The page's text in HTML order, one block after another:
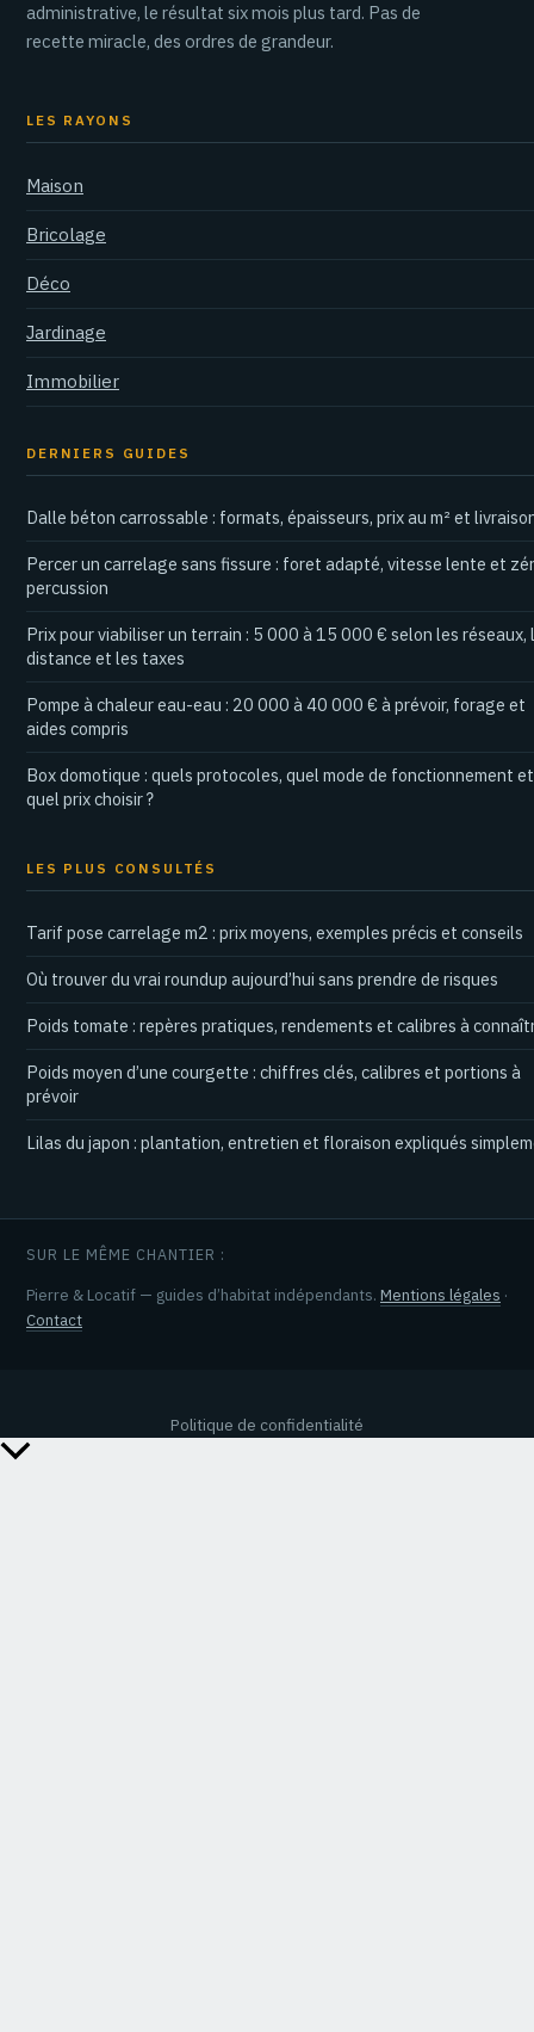
administrative, le résultat six mois plus tard. Pas de
recette miracle, des ordres de grandeur.
LES RAYONS
Maison
Bricolage
Déco
Jardinage
Immobilier
DERNIERS GUIDES
Dalle béton carrossable : formats, épaisseurs, prix au m² et
Percer un carrelage sans fissure : foret adapté, vitesse lente et
percussion
Prix pour viabiliser un terrain : 5 000 à 15 000 € selon les réseaux,
distance et les taxes
Pompe à chaleur eau-eau : 20 000 à 40 000 € à prévoir, forage et
aides compris
Box domotique : quels protocoles, quel mode de fonctionnement et
quel prix choisir ?
LES PLUS CONSULTÉS
Tarif pose carrelage m2 : prix moyens, exemples précis et conseils
Où trouver du vrai roundup aujourd’hui sans prendre de risques
Poids tomate : repères pratiques, rendements et calibres à
Poids moyen d’une courgette : chiffres clés, calibres et portions à
prévoir
Lilas du japon : plantation, entretien et floraison expliqués
SUR LE MÊME CHANTIER :
Pierre & Locatif — guides d’habitat indépendants. Mentions légales ·
Contact
Politique de confidentialité